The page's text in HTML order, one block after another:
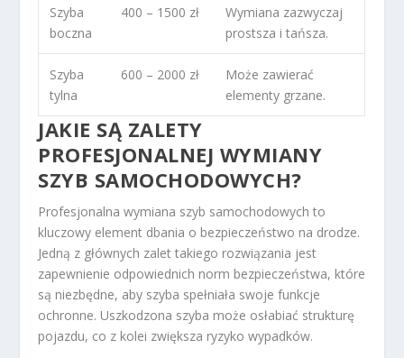
Szyba
boczna
400 – 1500 zł
Wymiana zazwyczaj
prostsza i tańsza.
Szyba
tylna
600 – 2000 zł
Może zawierać
elementy grzane.
JAKIE SĄ ZALETY
PROFESJONALNEJ WYMIANY
SZYB SAMOCHODOWYCH?
Profesjonalna wymiana szyb samochodowych to
kluczowy element dbania o bezpieczeństwo na drodze.
Jedną z głównych zalet takiego rozwiązania jest
zapewnienie odpowiednich norm bezpieczeństwa, które
są niezbędne, aby szyba spełniała swoje funkcje
ochronne. Uszkodzona szyba może osłabiać strukturę
pojazdu, co z kolei zwiększa ryzyko wypadków.